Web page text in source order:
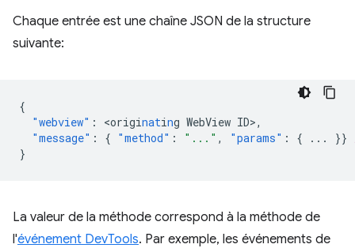
Chaque entrée est une chaîne JSON de la structure
suivante:
{
"webview" : <originating WebView ID>,
"message" : { "method" : "..." , "params" : { ... }}
}
La valeur de la méthode correspond à la méthode de
l'événement DevTools. Par exemple, les événements de